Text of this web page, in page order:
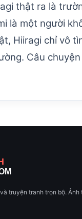
thật ra là
là một người
Hiiragi chỉ vô
Câu
truyện tranh trọn bộ.